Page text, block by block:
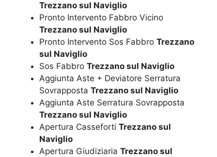
Trezzano sul Naviglio
Pronto Intervento Fabbro Vicino
Trezzano sul Naviglio
Pronto Intervento Sos Fabbro Trezzano
sul Naviglio
Sos Fabbro Trezzano sul Naviglio
Aggiunta Aste + Deviatore Serratura
Sovrapposta Trezzano sul Naviglio
Aggiunta Aste Serratura Sovrapposta
Trezzano sul Naviglio
Apertura Casseforti Trezzano sul
Naviglio
Apertura Giudiziaria Trezzano sul